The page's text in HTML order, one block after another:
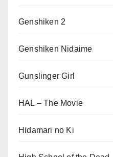
Genshiken 2
Genshiken Nidaime
Gunslinger Girl
HAL – The Movie
Hidamari no Ki